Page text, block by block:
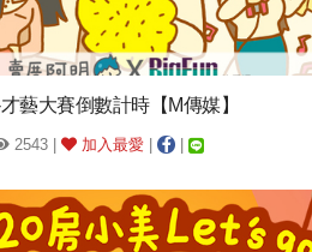
藝大賽倒數計時【M傳媒】
2543 | 加入最愛